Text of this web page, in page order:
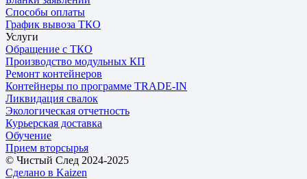
Способы оплаты
График вывоза ТКО
Услуги
Обращение с ТКО
Производство модульных КП
Ремонт контейнеров
Контейнеры по программе TRADE-IN
Ликвидация свалок
Экологическая отчетность
Курьерская доставка
Обучение
Прием вторсырья
© Чистый След 2024-2025
Сделано в Kaizen